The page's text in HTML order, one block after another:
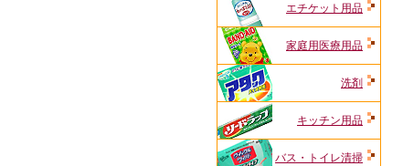
エチケット用品
家庭用医療用品
洗剤
キッチン用品
バス・トイレ清掃